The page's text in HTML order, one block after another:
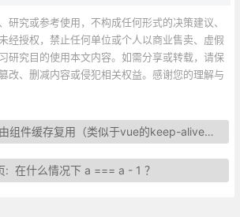
研究或参考使用，不构成任何形式的决策建议、
经授权，禁止任何单位或个人以商业售卖、虚假
研究目的使用本文内容。如需分享或转载，请保
改、删减内容或侵犯相关权益。感谢您的理解与
件缓存复用（类似于vue的keep-alive指令）
: 在什么情况下 a === a - 1 ？